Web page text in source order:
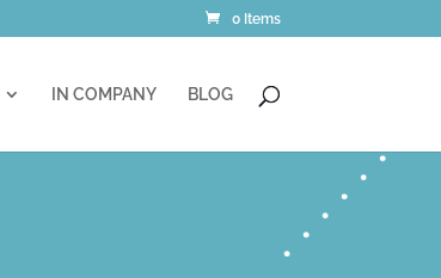
0 Items
IN COMPANY BLOG